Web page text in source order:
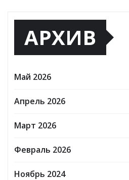
АРХИВ
Май 2026
Апрель 2026
Март 2026
Февраль 2026
Ноябрь 2024